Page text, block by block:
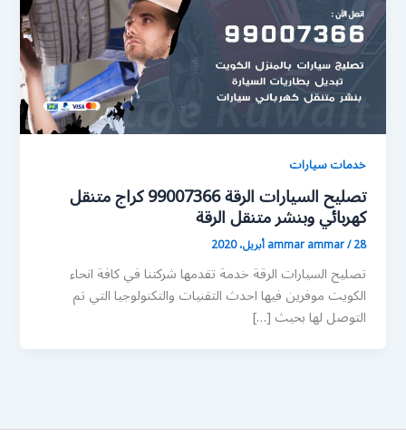
خدمات سيارات
تصليح السيارات الرقة 99007366 كراج متنقل
كهربائي وبنشر متنقل الرقة
ammar ammar/28 أبريل، 2020
تصليح السيارات الرقة خدمة تقدمها شركتنا في كافة انحاء
الكويت موفرين فيها احدث التقنيات والتكنولوجيا التي تم
التوصل لها بحيث […]